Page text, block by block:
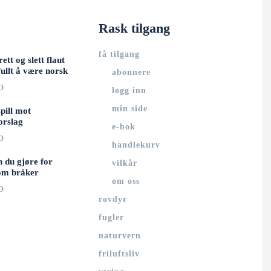
og slett flaut
å være norsk
mot
du gjøre for
bråker
Rask tilgang
få tilgang
abonnere
logg inn
min side
e-bok
handlekurv
vilkår
om oss
rovdyr
fugler
naturvern
friluftsliv